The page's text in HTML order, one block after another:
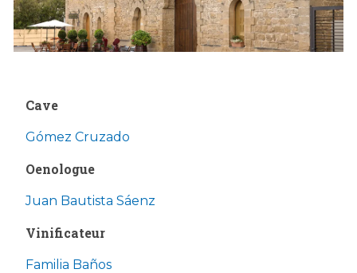
Cave
Gómez Cruzado
Oenologue
Juan Bautista Sáenz
Vinificateur
Familia Baños